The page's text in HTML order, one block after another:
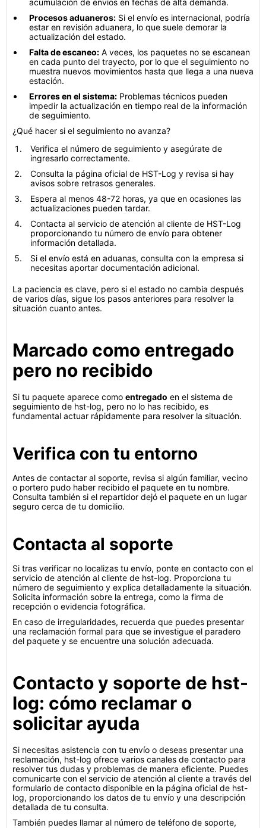
acumulación de envíos en fechas de alta demanda.
Procesos aduaneros: Si el envío es internacional, podría
estar en revisión aduanera, lo que suele demorar la
actualización del estado.
Falta de escaneo: A veces, los paquetes no se escanean
en cada punto del trayecto, por lo que el seguimiento no
muestra nuevos movimientos hasta que llega a una nueva
estación.
Errores en el sistema: Problemas técnicos pueden
impedir la actualización en tiempo real de la información
de seguimiento.
¿Qué hacer si el seguimiento no avanza?
Verifica el número de seguimiento y asegúrate de
ingresarlo correctamente.
Consulta la página oficial de HST-Log y revisa si hay
avisos sobre retrasos generales.
Espera al menos 48-72 horas, ya que en ocasiones las
actualizaciones pueden tardar.
Contacta al servicio de atención al cliente de HST-Log
proporcionando tu número de envío para obtener
información detallada.
Si el envío está en aduanas, consulta con la empresa si
necesitas aportar documentación adicional.
La paciencia es clave, pero si el estado no cambia después
de varios días, sigue los pasos anteriores para resolver la
situación cuanto antes.
Marcado como entregado
pero no recibido
Si tu paquete aparece como entregado en el sistema de
seguimiento de hst-log, pero no lo has recibido, es
fundamental actuar rápidamente para resolver la situación.
Verifica con tu entorno
Antes de contactar al soporte, revisa si algún familiar, vecino
o portero pudo haber recibido el paquete en tu nombre.
Consulta también si el repartidor dejó el paquete en un lugar
seguro cerca de tu domicilio.
Contacta al soporte
Si tras verificar no localizas tu envío, ponte en contacto con el
servicio de atención al cliente de hst-log. Proporciona tu
número de seguimiento y explica detalladamente la situación.
Solicita información sobre la entrega, como la firma de
recepción o evidencia fotográfica.
En caso de irregularidades, recuerda que puedes presentar
una reclamación formal para que se investigue el paradero
del paquete y se encuentre una solución adecuada.
Contacto y soporte de hst-
log: cómo reclamar o
solicitar ayuda
Si necesitas asistencia con tu envío o deseas presentar una
reclamación, hst-log ofrece varios canales de contacto para
resolver tus dudas y problemas de manera eficiente. Puedes
comunicarte con el servicio de atención al cliente a través del
formulario de contacto disponible en la página oficial de hst-
log, proporcionando los datos de tu envío y una descripción
detallada de tu consulta.
También puedes llamar al número de teléfono de soporte,